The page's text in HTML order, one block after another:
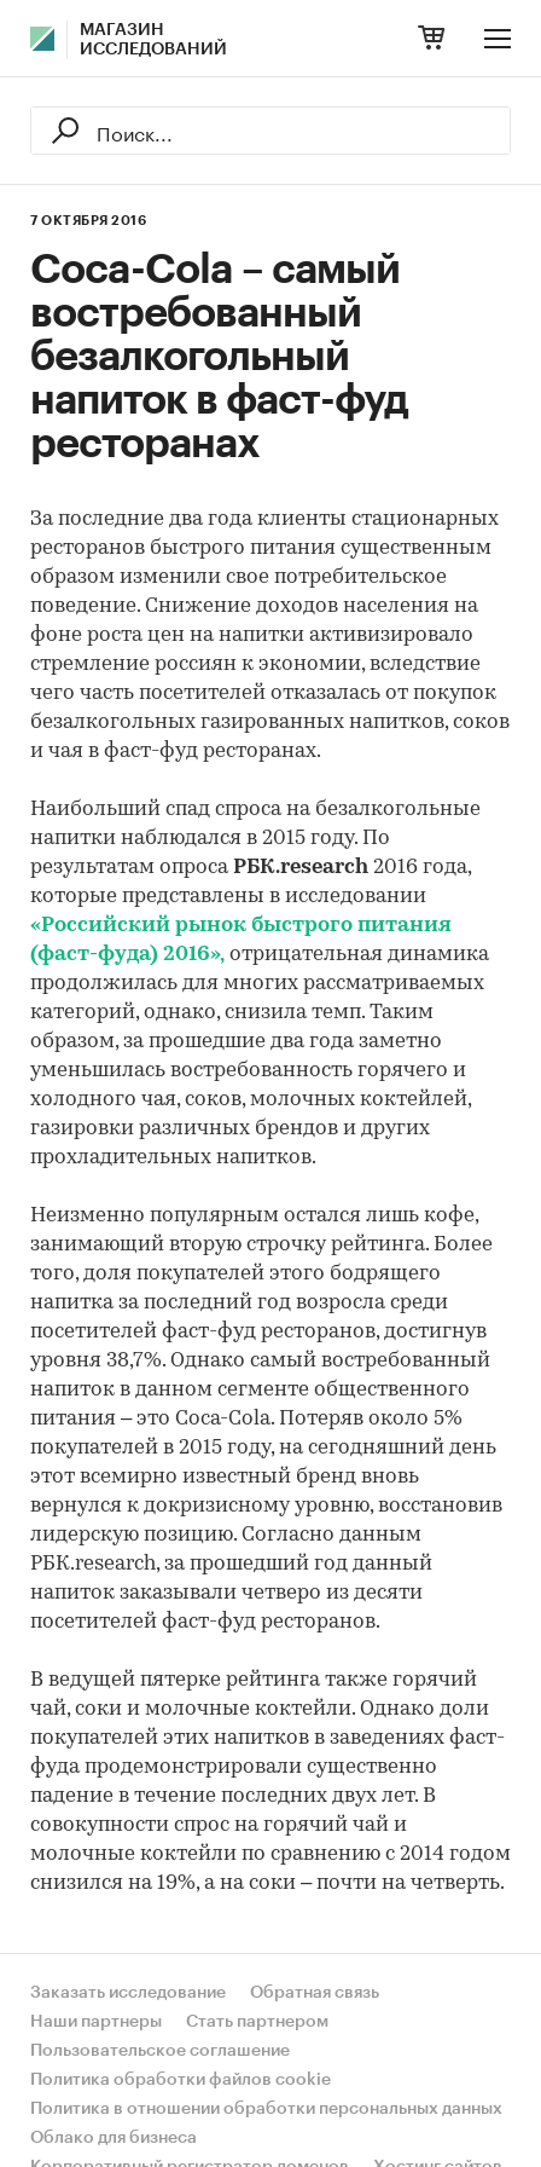
МАГАЗИН
ИССЛЕДОВАНИЙ
7 ОКТЯБРЯ 2016
Coca-Cola – самый
востребованный
безалкогольный
напиток в фаст-фуд
ресторанах
За последние два года клиенты стационарных
ресторанов быстрого питания существенным
образом изменили свое потребительское
поведение. Снижение доходов населения на
фоне роста цен на напитки активизировало
стремление россиян к экономии, вследствие
чего часть посетителей отказалась от покупок
безалкогольных газированных напитков, соков
и чая в фаст-фуд ресторанах.
Наибольший спад спроса на безалкогольные
напитки наблюдался в 2015 году. По
результатам опросаРБК.research 2016 года,
которые представлены в исследовании
«Российский рынок быстрого питания
(фаст-фуда) 2016», отрицательная динамика
продолжилась для многих рассматриваемых
категорий, однако, снизила темп. Таким
образом, за прошедшие два года заметно
уменьшилась востребованность горячего и
холодного чая, соков, молочных коктейлей,
газировки различных брендов и других
прохладительных напитков.
Неизменно популярным остался лишь кофе,
занимающий вторую строчку рейтинга. Более
того, доля покупателей этого бодрящего
напитка за последний год возросла среди
посетителей фаст-фуд ресторанов, достигнув
уровня 38,7%. Однако самый востребованный
напиток в данном сегменте общественного
питания – это Coca-Cola. Потеряв около 5%
покупателей в 2015 году, на сегодняшний день
этот всемирно известный бренд вновь
вернулся к докризисному уровню, восстановив
лидерскую позицию. Согласно данным
РБК.research, за прошедший год данный
напиток заказывали четверо из десяти
посетителей фаст-фуд ресторанов.
В ведущей пятерке рейтинга также горячий
чай, соки и молочные коктейли. Однако доли
покупателей этих напитков в заведениях фаст-
фуда продемонстрировали существенно
падение в течение последних двух лет. В
совокупности спрос на горячий чай и
молочные коктейли по сравнению с 2014 годом
снизился на 19%, а на соки – почти на четверть.
Заказать исследование
Обратная связь
Наши партнеры
Стать партнером
Пользовательское соглашение
Политика обработки файлов cookie
Политика в отношении обработки персональных данных
Облако для бизнеса